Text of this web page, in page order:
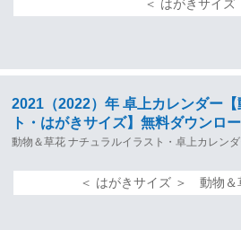
＜ はがきサイ
2021（2022）年 卓上カレンダー
ト・はがきサイズ】無料ダウンロ
動物＆草花 ナチュラルイラスト・卓上カレン
＜ はがきサイズ ＞ 動物＆